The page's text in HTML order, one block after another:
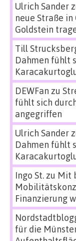
Ulrich Sander
neue Straße
Goldstein
Till
Dahmen fühlt
DEWFan zu
fühlt sich
angegriffen
Ulrich Sander
Dahmen fühlt
Ingo St.zu Mit
Finanzierung
für die